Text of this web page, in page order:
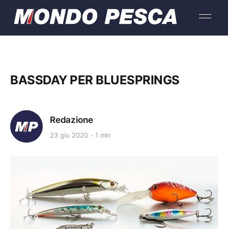
BASSDAY PER BLUESPRINGS
Redazione
23 giu 2020 1 min